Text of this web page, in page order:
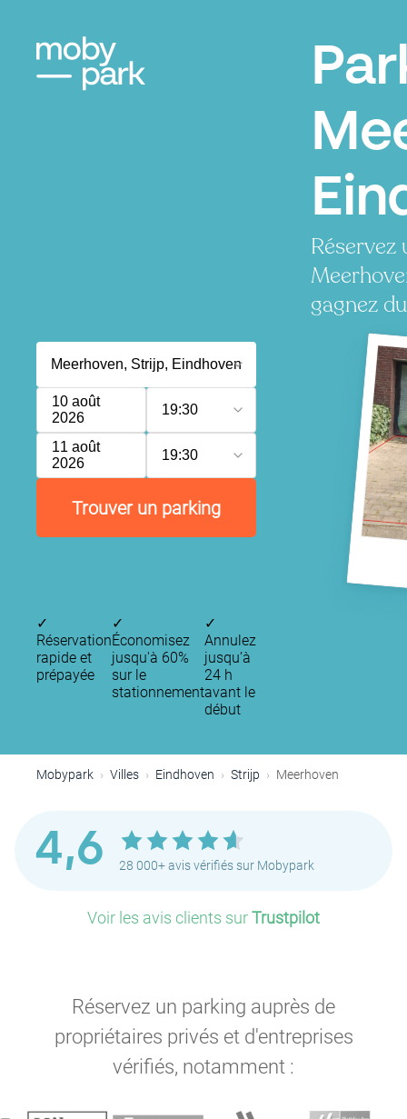
gagnez
10 août
2026
19:30
11 août
2026
19:30
Trouver un parking
✓
Réservation
rapide et
prépayée
✓
Économisez
jusqu'à 60%
sur le
stationnement
✓
Annulez
jusqu’à
24 h
avant le
début
Mobypark Villes Eindhoven Strijp Meerhoven
4,6 28 000+ avis vérifiés sur Mobypark
Voir les avis clients surTrustpilot
Réservez un parking auprès de
propriétaires privés et d'entreprises
vérifiés, notamment :